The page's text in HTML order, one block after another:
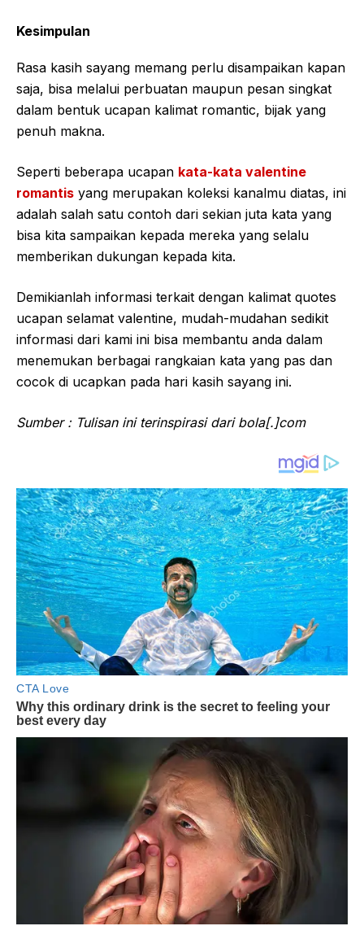
Kesimpulan
Rasa kasih sayang memang perlu disampaikan kapan
saja, bisa melalui perbuatan maupun pesan singkat
dalam bentuk ucapan kalimat romantic, bijak yang
penuh makna.
Seperti beberapa ucapan kata-kata valentine
romantis yang merupakan koleksi kanalmu diatas, ini
adalah salah satu contoh dari sekian juta kata yang
bisa kita sampaikan kepada mereka yang selalu
memberikan dukungan kepada kita.
Demikianlah informasi terkait dengan kalimat quotes
ucapan selamat valentine, mudah-mudahan sedikit
informasi dari kami ini bisa membantu anda dalam
menemukan berbagai rangkaian kata yang pas dan
cocok di ucapkan pada hari kasih sayang ini.
Sumber : Tulisan ini terinspirasi dari bola[.]com